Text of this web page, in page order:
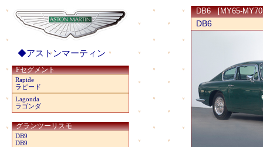
◆アストンマーティン
Fセグメント
Rapide
ラピード
Lagonda
ラゴンダ
グランツーリスモ
DB9
DB9
DB6 [MY65-MY70
DB6